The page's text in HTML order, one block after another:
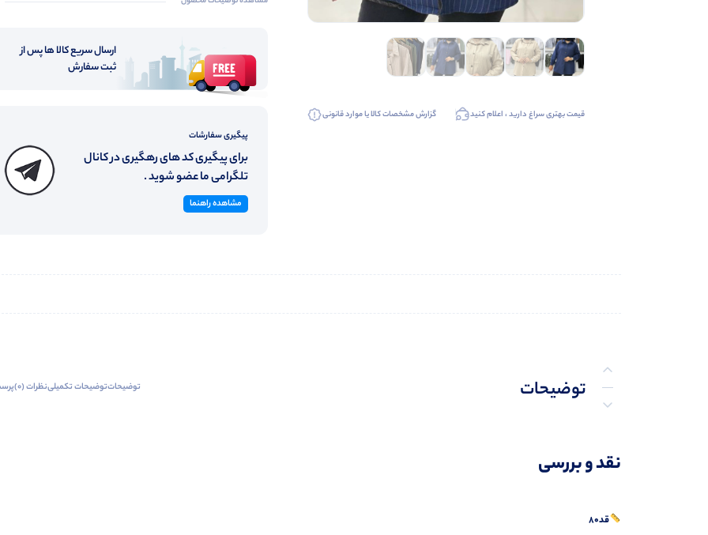
قیمت بهتری سراغ دارید ، اعلام کنید گزارش مشخصات کالا یا موارد قانونی
ارسال سریع کالا ها پس از
ثبت سفارش
پیگیری سفارشات
برای پیگیری کد های رهگیری در کانال
تلگرامی ما عضو شوید .
مشاهده راهنما
توضیحات
نظرات (0)
توضیحاتتوضیحات تکمیلینظرات (0)
نقد و بررسی
قد۸۰